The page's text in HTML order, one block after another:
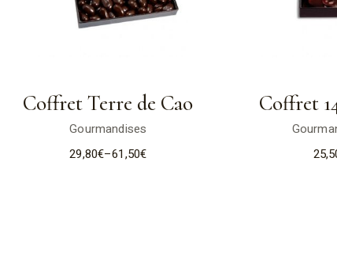
Coffret Terre de Cao
Gourmandises
29,80€–61,50€
Coffret